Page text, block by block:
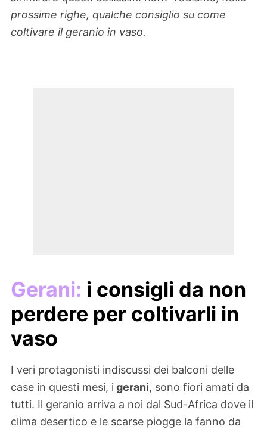
prossime righe, qualche consiglio su come
coltivare il geranio in vaso.
Gerani: i consigli da non
perdere per coltivarli in
vaso
I veri protagonisti indiscussi dei balconi delle
case in questi mesi, i gerani, sono fiori amati da
tutti. Il geranio arriva a noi dal Sud-Africa dove il
clima desertico e le scarse piogge la fanno da